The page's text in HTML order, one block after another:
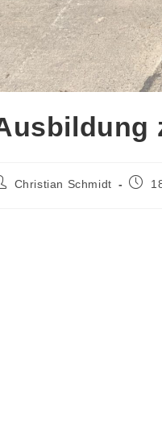
Christian Schmidt